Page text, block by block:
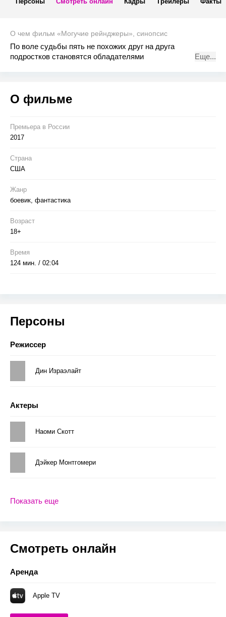
О чем фильм «Могучие рейнджеры», синопсис
По воле судьбы пять не похожих друг на друга
подростков становятся обладателями
в их силах защитить человечество.
Еще...
О фильме
Премьера в Росcии
2017
Страна
США
Жанр
боевик, фантастика
Возраст
18+
Время
124 мин. / 02:04
Персоны
Режиссер
Дин Израэлайт
Актеры
Наоми Скотт
Дэйкер Монтгомери
Показать еще
Смотреть онлайн
Аренда
Apple TV